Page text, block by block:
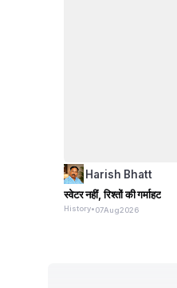
Harish Bhatt
स्वेटर नहीं, रिश्तों की गर्माहट
History•07Aug2026